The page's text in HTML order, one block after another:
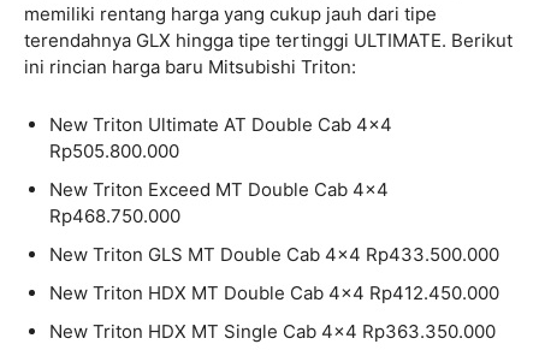
memiliki rentang harga yang cukup jauh dari tipe
terendahnya GLX hingga tipe tertinggi ULTIMATE. Berikut
ini rincian harga baru Mitsubishi Triton:
New Triton Ultimate AT Double Cab 4×4
Rp505.800.000
New Triton Exceed MT Double Cab 4×4
Rp468.750.000
New Triton GLS MT Double Cab 4×4 Rp433.500.000
New Triton HDX MT Double Cab 4×4 Rp412.450.000
New Triton HDX MT Single Cab 4×4 Rp363.350.000